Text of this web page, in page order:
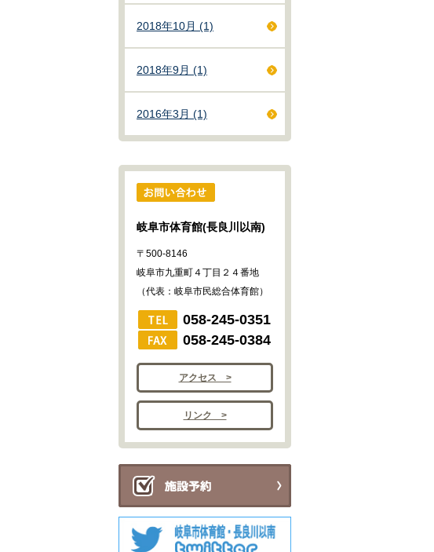
2018年10月 (1)
2018年9月 (1)
2016年3月 (1)
岐阜市体育館(長良川以南)
〒500-8146
岐阜市九重町４丁目２４番地
（代表：岐阜市民総合体育館）
058-245-0351
058-245-0384
アクセス >
リンク >